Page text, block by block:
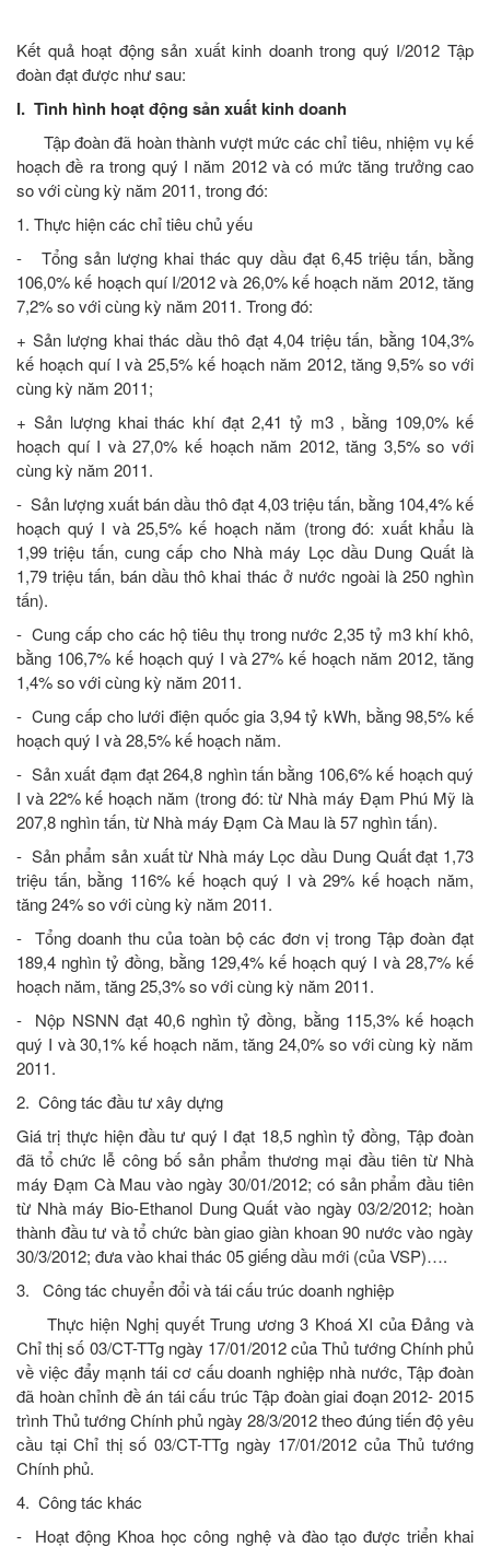
Kết quả hoạt động sản xuất kinh doanh trong quý I/2012 Tập
đoàn đạt được như sau:
I. Tình hình hoạt động sản xuất kinh doanh
Tập đoàn đã hoàn thành vượt mức các chỉ tiêu, nhiệm vụ kế
hoạch đề ra trong quý I năm 2012 và có mức tăng trưởng cao
so với cùng kỳ năm 2011, trong đó:
1. Thực hiện các chỉ tiêu chủ yếu
- Tổng sản lượng khai thác quy dầu đạt 6,45 triệu tấn, bằng
106,0% kế hoạch quí I/2012 và 26,0% kế hoạch năm 2012, tăng
7,2% so với cùng kỳ năm 2011. Trong đó:
+ Sản lượng khai thác dầu thô đạt 4,04 triệu tấn, bằng 104,3%
kế hoạch quí I và 25,5% kế hoạch năm 2012, tăng 9,5% so với
cùng kỳ năm 2011;
+ Sản lượng khai thác khí đạt 2,41 tỷ m3 , bằng 109,0% kế
hoạch quí I và 27,0% kế hoạch năm 2012, tăng 3,5% so với
cùng kỳ năm 2011.
- Sản lượng xuất bán dầu thô đạt 4,03 triệu tấn, bằng 104,4% kế
hoạch quý I và 25,5% kế hoạch năm (trong đó: xuất khẩu là
1,99 triệu tấn, cung cấp cho Nhà máy Lọc dầu Dung Quất là
1,79 triệu tấn, bán dầu thô khai thác ở nước ngoài là 250 nghìn
tấn).
- Cung cấp cho các hộ tiêu thụ trong nước 2,35 tỷ m3 khí khô,
bằng 106,7% kế hoạch quý I và 27% kế hoạch năm 2012, tăng
1,4% so với cùng kỳ năm 2011.
- Cung cấp cho lưới điện quốc gia 3,94 tỷ kWh, bằng 98,5% kế
hoạch quý I và 28,5% kế hoạch năm.
- Sản xuất đạm đạt 264,8 nghìn tấn bằng 106,6% kế hoạch quý
I và 22% kế hoạch năm (trong đó: từ Nhà máy Đạm Phú Mỹ là
207,8 nghìn tấn, từ Nhà máy Đạm Cà Mau là 57 nghìn tấn).
- Sản phẩm sản xuất từ Nhà máy Lọc dầu Dung Quất đạt 1,73
triệu tấn, bằng 116% kế hoạch quý I và 29% kế hoạch năm,
tăng 24% so với cùng kỳ năm 2011.
- Tổng doanh thu của toàn bộ các đơn vị trong Tập đoàn đạt
189,4 nghìn tỷ đồng, bằng 129,4% kế hoạch quý I và 28,7% kế
hoạch năm, tăng 25,3% so với cùng kỳ năm 2011.
- Nộp NSNN đạt 40,6 nghìn tỷ đồng, bằng 115,3% kế hoạch
quý I và 30,1% kế hoạch năm, tăng 24,0% so với cùng kỳ năm
2011.
2. Công tác đầu tư xây dựng
Giá trị thực hiện đầu tư quý I đạt 18,5 nghìn tỷ đồng, Tập đoàn
đã tổ chức lễ công bố sản phẩm thương mại đầu tiên từ Nhà
máy Đạm Cà Mau vào ngày 30/01/2012; có sản phẩm đầu tiên
từ Nhà máy Bio-Ethanol Dung Quất vào ngày 03/2/2012; hoàn
thành đầu tư và tổ chức bàn giao giàn khoan 90 nước vào ngày
30/3/2012; đưa vào khai thác 05 giếng dầu mới (của VSP)….
3. Công tác chuyển đổi và tái cấu trúc doanh nghiệp
Thực hiện Nghị quyết Trung ương 3 Khoá XI của Đảng và
Chỉ thị số 03/CT-TTg ngày 17/01/2012 của Thủ tướng Chính phủ
về việc đẩy mạnh tái cơ cấu doanh nghiệp nhà nước, Tập đoàn
đã hoàn chỉnh đề án tái cấu trúc Tập đoàn giai đoạn 2012- 2015
trình Thủ tướng Chính phủ ngày 28/3/2012 theo đúng tiến độ yêu
cầu tại Chỉ thị số 03/CT-TTg ngày 17/01/2012 của Thủ tướng
Chính phủ.
4. Công tác khác
- Hoạt động Khoa học công nghệ và đào tạo được triển khai